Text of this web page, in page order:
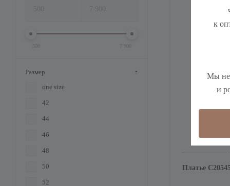
Платье
500 7 900
Размер
one size
42
44
46
48
50
52
к
Мы не
и